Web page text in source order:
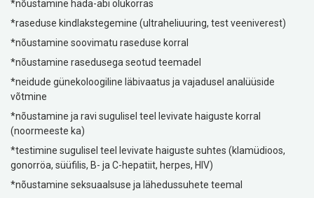
*nõustamine häda-abi olukorras
*raseduse kindlakstegemine (ultraheliuuring, test veeniverest)
*nõustamine soovimatu raseduse korral
*nõustamine rasedusega seotud teemadel
*neidude günekoloogiline läbivaatus ja vajadusel analüüside
võtmine
*nõustamine ja ravi sugulisel teel levivate haiguste korral
(noormeeste ka)
*testimine sugulisel teel levivate haiguste suhtes (klamüdioos,
gonorröa, süüfilis, B- ja C-hepatiit, herpes, HIV)
*nõustamine seksuaalsuse ja lähedussuhete teemal